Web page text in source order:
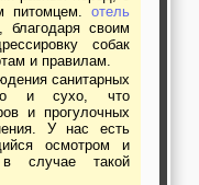
питомцем. отель
благодаря своим
собак
и правилам.
и сухо, что
и прогулочных
У нас есть
осмотром и
случае такой